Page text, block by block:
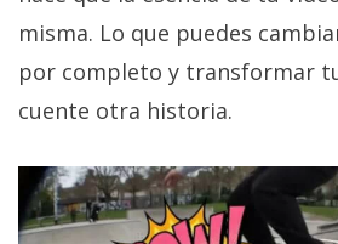
misma. Lo que puedes
por completo y transformar
cuente otra historia.